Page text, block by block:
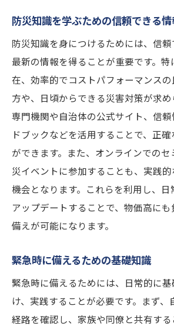
備蓄品の保管方法と管理のコ
家庭で始める備蓄品のロー
備蓄品選びで知っておきた
災害時にも負けない物価高対策
日常生活でできる省エネ術
緊急時に役立つ節約術
家計を守るためのリスク管
災害時のエネルギー自給自足
費用を抑えた家庭菜園の始
日常生活に取り入れる防災訓練
家族で実施する防災訓練の
防災知識を学ぶための信頼できる
防災知識を身につけるためには、信
最新の情報を得ることが重要です。
在、効率的でコストパフォーマンス
方や、日頃からできる災害対策が求
専門機関や自治体の公式サイト、信
ドブックなどを活用することで、正
ができます。また、オンラインでの
災イベントに参加することも、実践
機会となります。これらを利用し、日
アップデートすることで、物価高に
備えが可能になります。
緊急時に備えるための基礎知識
緊急時に備えるためには、日常的に
け、実践することが必要です。まず
経路を確認し、家族や同僚と共有す